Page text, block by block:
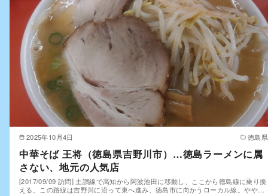
2025年10月4日 徳島県
中華そば 王将（徳島県吉野川市）…徳島ラーメンに属
さない、地元の人気店
[2017/09/09 訪問] 土讃線で高知から阿波池田に移動し、ここから徳島線に乗り換
える。この路線は吉野川に沿って東へ進み、徳島市に向かうローカル線。やや…